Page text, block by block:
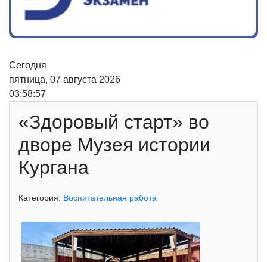
Сегодня
пятница, 07 августа 2026
03:58:58
«Здоровый старт» во
дворе Музея истории
Кургана
Категория: Воспитательная работа